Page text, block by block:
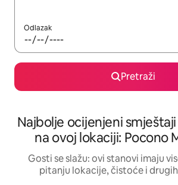
Odlazak
Pretraži
Najbolje ocijenjeni
na ovoj lokaciji: Pocono
Gosti se slažu: ovi stanovi imaju
pitanju lokacije, čistoće i